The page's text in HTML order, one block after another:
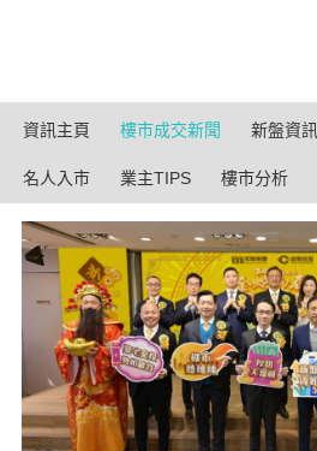
資訊主頁 樓市成交新聞 新盤資訊
名人入市 業主TIPS 樓市分析